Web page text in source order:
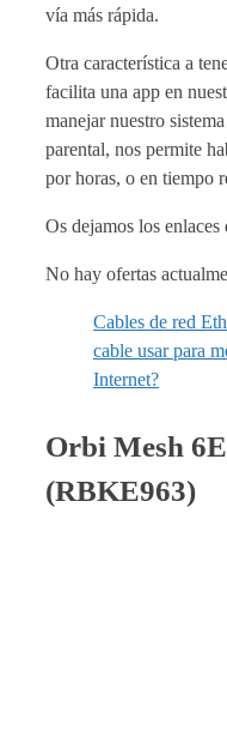
vía más rápida.
Otra característica a
facilita una app en
manejar nuestro
parental, nos permite
por horas, o en tiempo
Os dejamos los
No hay ofertas
Cables de red
cable usar para
Internet?
Orbi Mesh
(RBKE963)